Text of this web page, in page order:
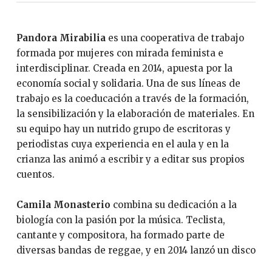
Pandora Mirabilia es una cooperativa de trabajo
formada por mujeres con mirada feminista e
interdisciplinar. Creada en 2014, apuesta por la
economía social y solidaria. Una de sus líneas de
trabajo es la coeducación a través de la formación,
la sensibilización y la elaboración de materiales. En
su equipo hay un nutrido grupo de escritoras y
periodistas cuya experiencia en el aula y en la
crianza las animó a escribir y a editar sus propios
cuentos.
Camila Monasterio combina su dedicación a la
biología con la pasión por la música. Teclista,
cantante y compositora, ha formado parte de
diversas bandas de reggae, y en 2014 lanzó un disco